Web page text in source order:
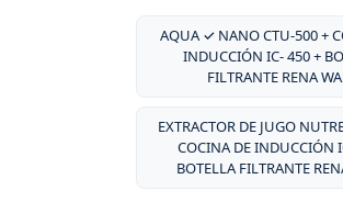
AQUA ✓ NANO CTU-500 +
INDUCCIÓN IC- 450 +
FILTRANTE RENA
EXTRACTOR DE JUGO
COCINA DE INDUCCIÓN
BOTELLA FILTRANTE